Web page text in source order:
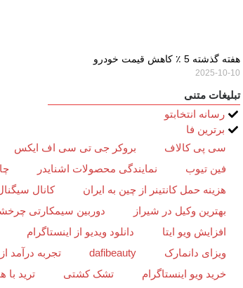
هفته گذشته 5 ٪ کاهش قیمت خودرو
2025-10-10
تبلیغات متنی
رسانه انتخابتو
برترین فا
سی پی کالاف
بروکر جی تی سی اف ایکس
فین تیوب
نمایندگی محصولات اشنایدر
هزینه حمل کانتینر از چین به ایران
کانال
بهترین وکیل در شیراز
دوربین سیمکارتی
افزایش ویو ایتا
دانلود ویدیو از اینستاگرام
ویزای دانمارک
dafibeauty
تجربه درآمد
خرید ویو اینستاگرام
تشک کشتی
ترید